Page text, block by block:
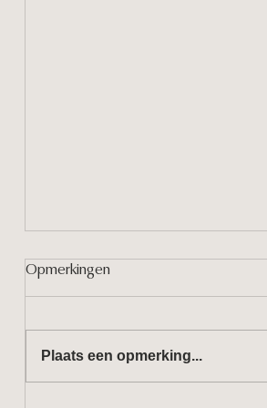
Opmerkingen
Plaats een opmerking...